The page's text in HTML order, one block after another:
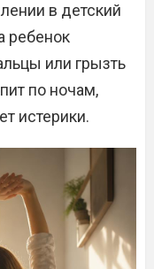
в детский
ребенок
или грызть
по ночам,
истерики.